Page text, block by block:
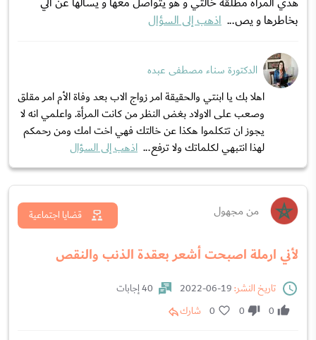
بخاطرها و يص... اذهب إلى السؤال
الدكتورة سناء مصطفى عبده
اهلا بك يا ابنتي والحقيقة امر زواج الاب بعد وفاة الأم امر مقلق
وصعب على الاولاد بغض النظر من كانت المرأة. واعلمي انه لا
يجوز ان تتكلموا هكذا عن خالتك فهي اخت امك ومن رحمكم
لهذا انتبهي لكلماتك ولا ترفع... اذهب إلى السؤال
من مجهول
لأني ارملة اصبحت أشعر بعقدة الذنب والنقص
قضايا اجتماعية
تاريخ النشر:
40 إجابات
0
0
0 شارك